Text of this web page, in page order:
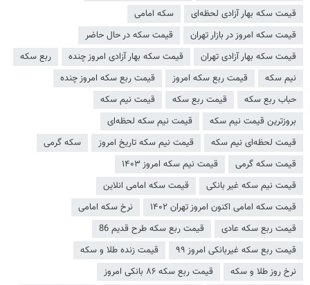
قیمت سکه بهار آزادی لحظه‌ای
سکه امامی
قیمت سکه امروز در بازار تهران
قیمت سکه در حال حاضر
قیمت سکه بهار آزادی تهران
قیمت سکه بهار آزادی امروز چنده
ربع سکه
نیم سکه
قیمت ربع سکه امروز
قیمت ربع سکه امروز چنده
حباب ربع سکه
قیمت ربع سکه
قیمت نیم سکه
بروزترین قیمت نیم سکه
قیمت نیم سکه لحظه‌ای
قیمت لحظه‌ای نیم سکه
قیمت نیم سکه تاریخ امروز
سکه گرمی
قیمت سکه گرمی
قیمت نیم سکه امروز ۱۴۰۳
قیمت نیم سکه غیر بانکی
قیمت سکه امامی انلاین
قیمت سکه امامی اکنون امروز تهران ۱۴۰۲
نرخ سکه امامی
قیمت ربع سکه عادی
قیمت ربع سکه طرح قدیم 86
قیمت ربع سکه غیربانکی امروز ۹۹
قیمت زنده طلا و سکه
نرخ روز طلا و سکه
قیمت ربع سکه ۸۶ بانکی امروز